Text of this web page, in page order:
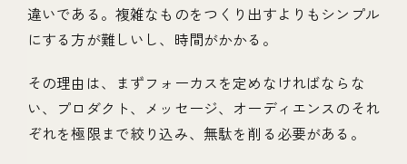
違いである。複雑なものをつくり出すよりもシンプル
にする方が難しいし、時間がかかる。
その理由は、まずフォーカスを定めなければならな
い、プロダクト、メッセージ、オーディエンスのそれ
ぞれを極限まで絞り込み、無駄を削る必要がある。